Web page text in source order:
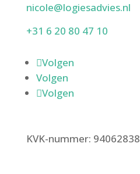
nicole@logiesadvies.nl
+31 6 20 80 47 10
Volgen
Volgen
Volgen
KVK-nummer: 94062838